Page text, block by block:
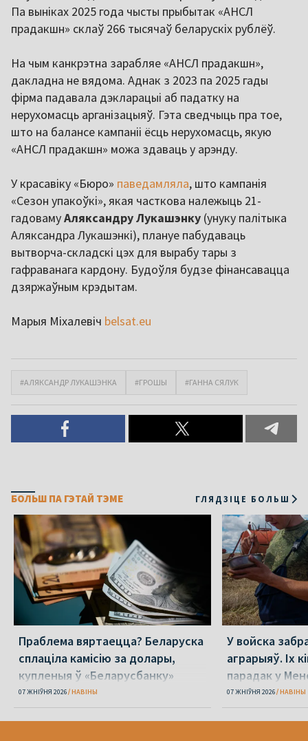
Па выніках 2025 года чысты прыбытак «АНСЛ
прадакшн» склаў 266 тысячаў беларускіх рублёў.
На чым канкрэтна зарабляе «АНСЛ прадакшн»,
дакладна не вядома. Аднак з 2023 па 2025 гады
фірма падавала дэкларацыі аб падатку на
нерухомасць арганізацыяў. Гэта сведчыць пра тое,
што на балансе кампаніі ёсць нерухомасць, якую
«АНСЛ прадакшн» можа здаваць у арэнду.
У красавіку «Бюро» паведамляла, што кампанія
«Сезон упакоўкі», якая часткова належыць 21-
гадовамуАляксандру Лукашэнку (унуку палітыка
Аляксандра Лукашэнкі), плануе пабудаваць
вытворча-складскі цэх для вырабу тары з
гафраванага кардону. Будоўля будзе фінансавацца
дзяржаўным крэдытам.
Марыя Міхалевіч belsat.eu
#АЛЯКСАНДР ЛУКАШЭНКА #ГРОШЫ #ГАННА СЯЛУК
БОЛЬШ ПА ГЭТАЙ ТЭМЕ ГЛЯДЗІЦЕ БОЛЬШ
Праблема вяртаецца? Беларуска
сплаціла камісію за долары,
купленыя ў «Беларусбанку»
07 ЖНІЎНЯ 2026 НАВІНЫ
У войска
аграрыяў. Іх
парадак у
07 ЖНІЎНЯ 2026 НАВІНЫ